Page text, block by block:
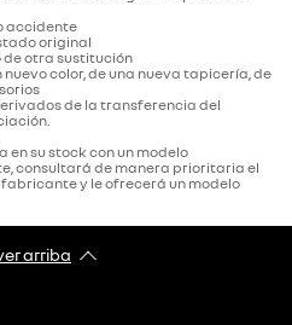
accidente
original
de otra sustitución
color, de una nueva tapicería, de
de la transferencia del
en su stock con un modelo
consultará de manera prioritaria el
y le ofrecerá un modelo
arriba